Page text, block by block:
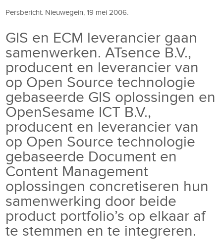
Persbericht. Nieuwegein, 19 mei 2006.
GIS en ECM leverancier gaan
samenwerken. ATsence B.V.,
producent en leverancier van
op Open Source technologie
gebaseerde GIS oplossingen en
OpenSesame ICT B.V.,
producent en leverancier van
op Open Source technologie
gebaseerde Document en
Content Management
oplossingen concretiseren hun
samenwerking door beide
product portfolio’s op elkaar af
te stemmen en te integreren.